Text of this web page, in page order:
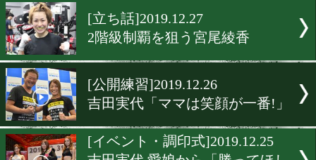
[試合後談話]2019.12.31
女子ボクシング!大晦日に
したのは?
[前日計量]2019.12.30
吉田実代「大晦日のリング
子の爪痕を残す」